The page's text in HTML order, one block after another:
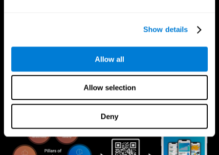
Show details
Allow all
Allow selection
Deny
aide à améliorer la santé cognitive des employés
pour qu'ils s'épanouissent au travail et en dehors.
Des outils numériques pour évaluer et entraîner vos
capacités cognitives et votre plasticité cérébrale